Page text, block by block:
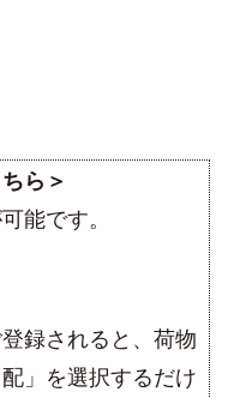
ら＞
能です。
録されると、荷物
」を選択するだけ